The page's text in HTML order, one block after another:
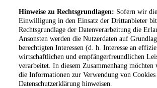
Hinweise zu Rechtsgrundlagen: Sofern wir
Einwilligung in den Einsatz der Drittanbieter
Rechtsgrundlage der Datenverarbeitung die
Ansonsten werden die Nutzerdaten auf
berechtigten Interessen (d. h. Interesse an
wirtschaftlichen und empfängerfreundlichen
verarbeitet. In diesem Zusammenhang
die Informationen zur Verwendung von
Datenschutzerklärung hinweisen.